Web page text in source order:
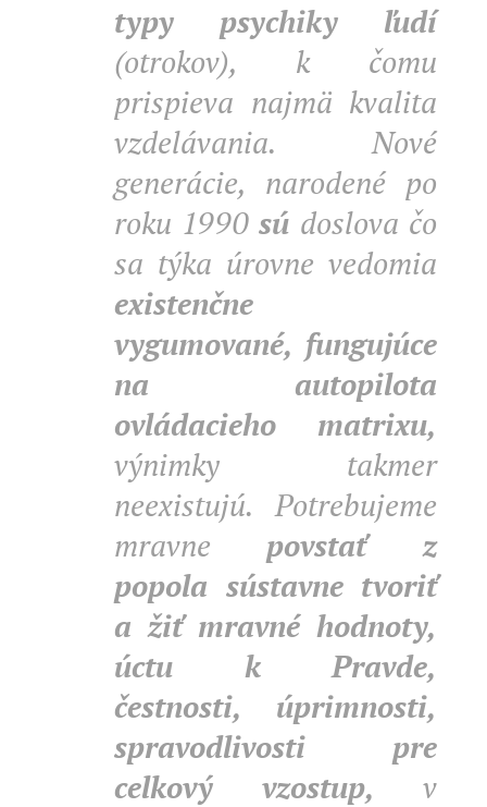
typy psychiky ľudí
(otrokov), k čomu
prispieva najmä kvalita
vzdelávania. Nové
generácie, narodené po
roku 1990 sú doslova čo
sa týka úrovne vedomia
existenčne
vygumované, fungujúce
na autopilota
ovládacieho matrixu,
výnimky takmer
neexistujú. Potrebujeme
mravne povstať z
popola sústavne tvoriť
a žiť mravné hodnoty,
úctu k Pravde,
čestnosti, úprimnosti,
spravodlivosti pre
celkový vzostup, v